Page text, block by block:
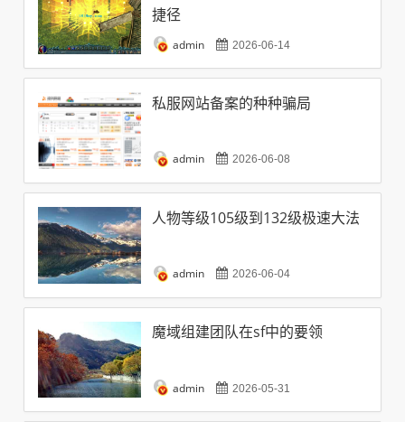
捷径
admin 2026-06-14
私服网站备案的种种骗局
admin 2026-06-08
人物等级105级到132级极速大法
admin 2026-06-04
魔域组建团队在sf中的要领
admin 2026-05-31